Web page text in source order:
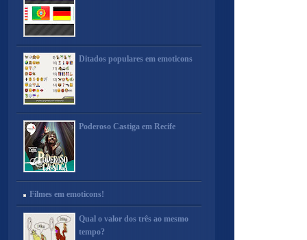
Ditados populares em emoticons
Poderoso Castiga em Recife
Filmes em emoticons!
Qual o valor dos três ao mesmo
tempo?